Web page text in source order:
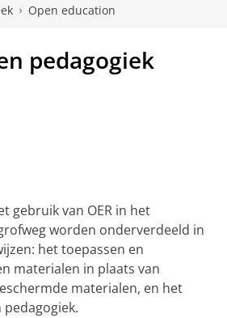
Open education
pedagogiek
gebruik van OER in het
worden onderverdeeld in
het toepassen en
materialen in plaats van
materialen, en het